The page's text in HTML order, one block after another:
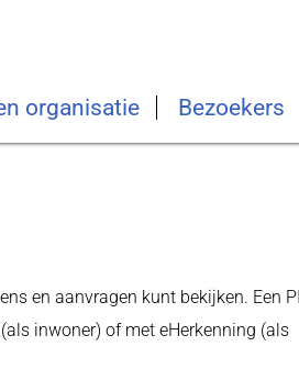
organisatie Bezoekers
en aanvragen kunt bekijken. Een
inwoner) of met eHerkenning (als